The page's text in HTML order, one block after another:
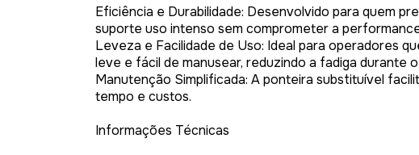
Eficiência e Durabilidade: Desenvolvido para quem
suporte uso intenso sem comprometer a
Leveza e Facilidade de Uso: Ideal para operadores
leve e fácil de manusear, reduzindo a fadiga durante
Manutenção Simplificada: A ponteira substituível
tempo e custos.
Informações Técnicas